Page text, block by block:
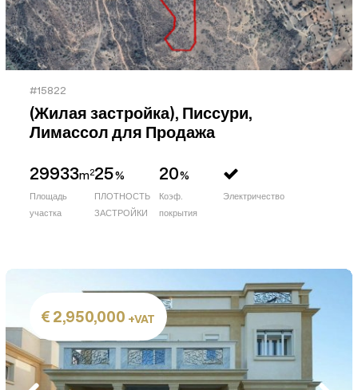
#15822
(Жилая застройка), Писсури,
Лимассол для Продажа
29933m2
Площадь
участка
25%
ПЛОТНОСТЬ
ЗАСТРОЙКИ
20%
Коэф.
покрытия
Электричество
2,950,000 +VAT